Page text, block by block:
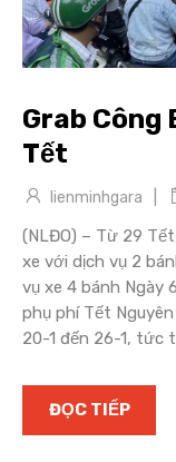
Grab Công
Tết
lienminhgara
(NLĐO) – Từ 29
xe với dịch vụ 2
vụ xe 4 bánh Ngày
phụ phí Tết
20-1 đến 26-1, tức
ĐỌC TIẾP